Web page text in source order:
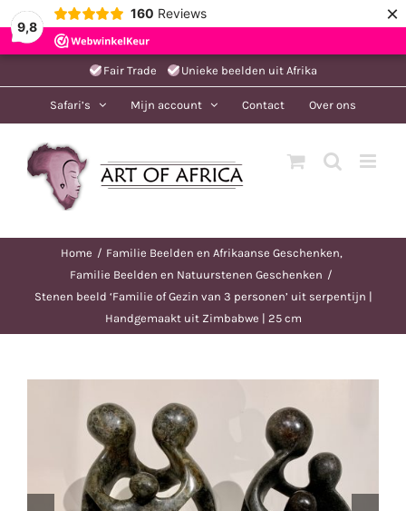
9,8
160 Reviews ×
naar
Fair Trade Unieke beelden uit Afrika
Safari’s Mijn account Contact Over ons
Home
Familie Beelden en Afrikaanse Geschenken
Familie Beelden en Natuurstenen Geschenken
Stenen beeld ‘Familie of Gezin van 3 personen’ uit serpentijn |
Handgemaakt uit Zimbabwe | 25 cm